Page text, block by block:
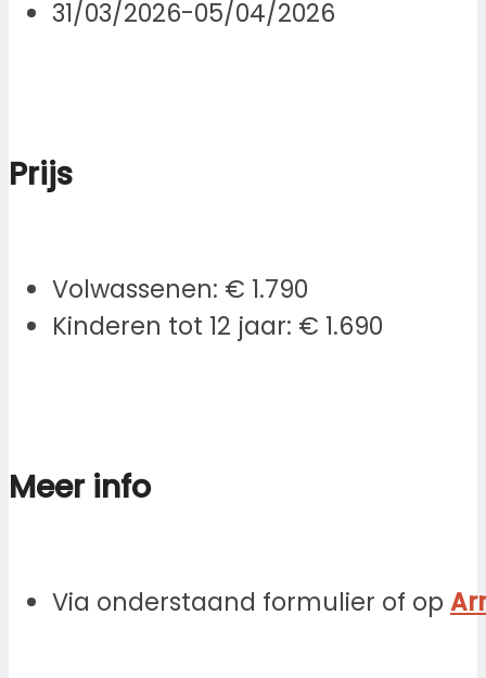
31/03/2026-05/04/2026
Prijs
Volwassenen: € 1.790
Kinderen tot 12 jaar: € 1.690
Meer info
Via onderstaand formulier of op